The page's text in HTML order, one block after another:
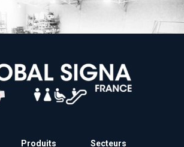
Produits Secteurs